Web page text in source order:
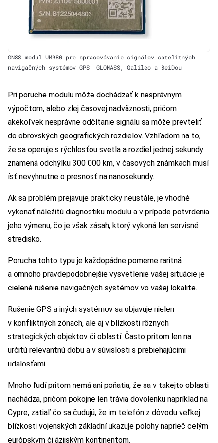
GNSS modul UM980 pre spracovávanie signálov satelitných
navigačných systémov GPS, GLONASS, Galileo a BeiDou
Pri poruche modulu môže dochádzať k nesprávnym
výpočtom, alebo zlej časovej nadväznosti, pričom
akékoľvek nesprávne odčítanie signálu sa môže prevteliť
do obrovských geografických rozdielov. Vzhľadom na to,
že sa operuje s rýchlosťou svetla a rozdiel jednej sekundy
znamená odchýlku 300 000 km, v časových známkach musí
ísť nevyhnutne o presnosť na nanosekundy.
Ak sa problém prejavuje prakticky neustále, je vhodné
vykonať náležitú diagnostiku modulu a v prípade potvrdenia
jeho výmenu, čo je však zásah, ktorý vykoná len servisné
stredisko.
Porucha tohto typu je každopádne pomerne raritná
a omnoho pravdepodobnejšie vysvetlenie vašej situácie je
cielené rušenie navigačných systémov vo vašej lokalite.
Rušenie GPS a iných systémov sa objavuje nielen
v konfliktných zónach, ale aj v blízkosti rôznych
strategických objektov či oblastí. Často pritom len na
určitú relevantnú dobu a v súvislosti s prebiehajúcimi
udalosťami.
Mnoho ľudí pritom nemá ani poňatia, že sa v takejto oblasti
nachádza, pričom pokojne len trávia dovolenku napríklad na
Cypre, zatiaľ čo sa čudujú, že im telefón z dôvodu veľkej
blízkosti vojenských základní ukazuje polohy naprieč celým
európskym či ázijským kontinentom.